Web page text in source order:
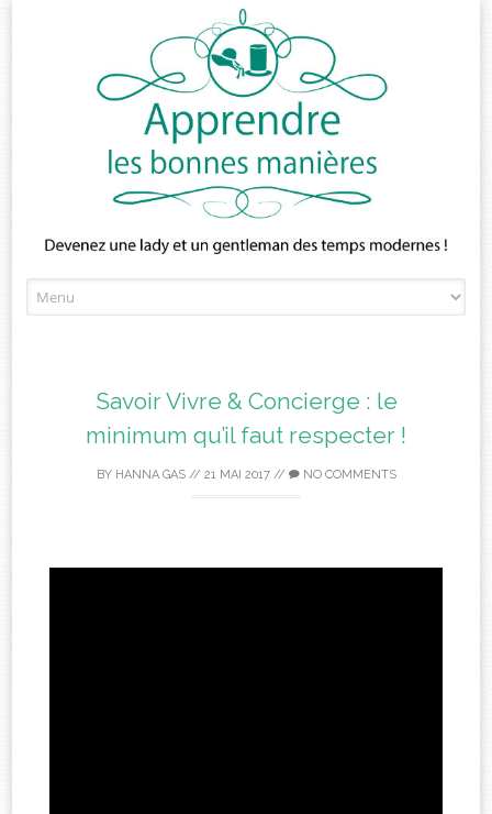
to
Savoir Vivre & Concierge : le
minimum qu’il faut respecter !
BY HANNA GAS// 21 MAI 2017// NO COMMENTS